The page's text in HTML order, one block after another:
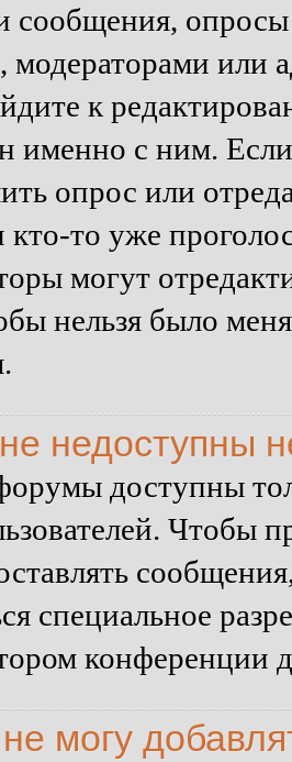
сообщения, опросы
модераторами или
к
именно с ним.
опрос или
то уже
могут
нельзя было
недоступны
доступны
Чтобы
специальное
конференции
могу